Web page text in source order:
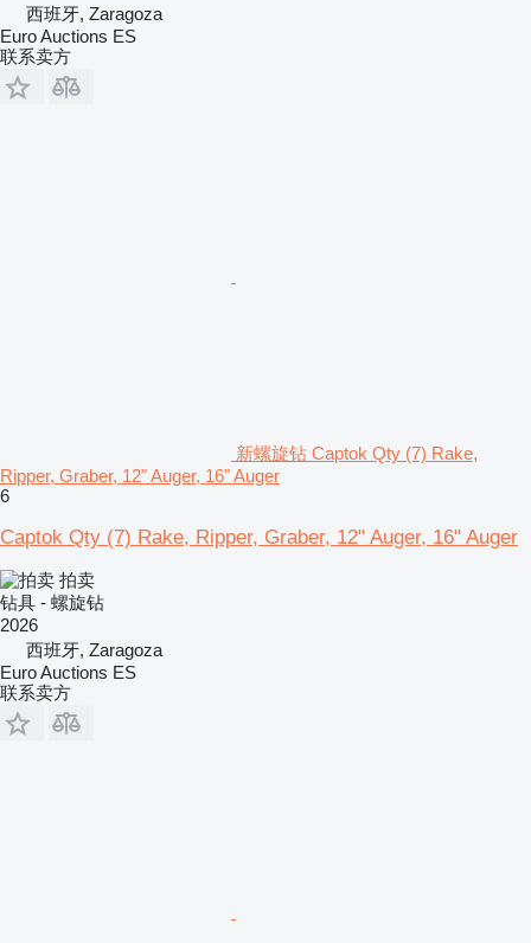
西班牙, Zaragoza
Euro Auctions ES
联系卖方
新螺旋钻 Captok Qty (7) Rake,
Ripper, Graber, 12" Auger, 16" Auger
6
Captok Qty (7) Rake, Ripper, Graber, 12" Auger, 16" Auger
拍卖
钻具 - 螺旋钻
2026
西班牙, Zaragoza
Euro Auctions ES
联系卖方